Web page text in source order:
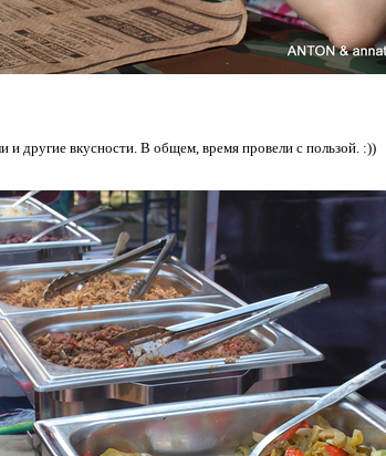
и другие вкусности. В общем, время провели с пользой. :))